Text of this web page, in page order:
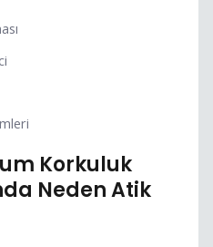
Korkuluk
Neden Atik